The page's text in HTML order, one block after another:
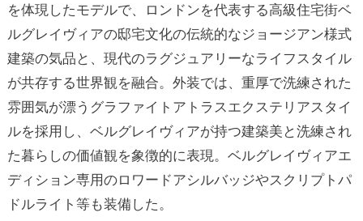
を体現したモデルで、ロンドンを代表する高級住宅街ベ
ルグレイヴィアの邸宅文化の伝統的なジョージアン様式
建築の気品と、現代のラグジュアリーなライフスタイル
が共存する世界観を融合。外装では、重厚で洗練された
雰囲気が漂うグラファイトアトラスエクステリアスタイ
ルを採用し、ベルグレイヴィアが持つ建築美と洗練され
た暮らしの価値観を象徴的に表現。ベルグレイヴィアエ
ディション専用のロワードアシルバッジやスクリプトパ
ドルライト等も装備した。